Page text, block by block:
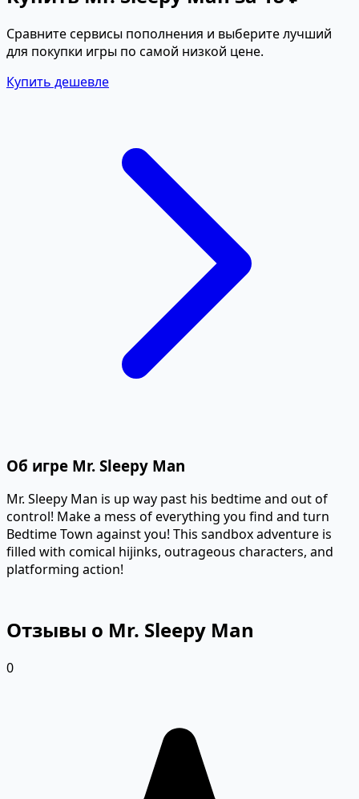
Сравните сервисы пополнения и выберите лучший
для покупки игры по самой низкой цене.
Купить дешевле
Об игре Mr. Sleepy Man
Mr. Sleepy Man is up way past his bedtime and out of
control! Make a mess of everything you find and turn
Bedtime Town against you! This sandbox adventure is
filled with comical hijinks, outrageous characters, and
platforming action!
Отзывы о Mr. Sleepy Man
0